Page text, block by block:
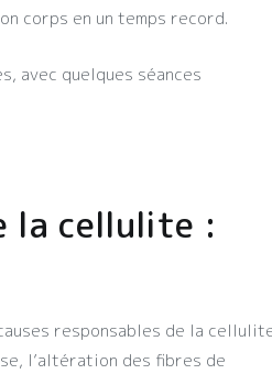
corps en un temps record.
avec quelques séances
la cellulite :
responsables de la
l’altération des fibres de